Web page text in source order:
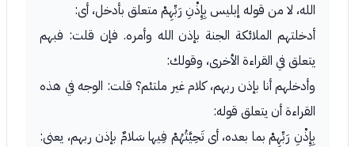
الله، لا من قوله إبليس بِإِذْنِ رَبِّهِمْ متعلق بأدخل، أى:
أدخلتهم الملائكة الجنة بإذن الله وأمره. فإن قلت: فبهم
يتعلق في القراءة الأخرى، وقولك:
وأدخلهم أنا بإذن ربهم، كلام غير ملتئم؟ قلت: الوجه في هذه
القراءة أن يتعلق قوله:
بِإِذْنِ رَبِّهِمْ بما بعده، أى تَحِيَّتُهُمْ فِيها سَلامٌ بإذن ربهم، يعنى: